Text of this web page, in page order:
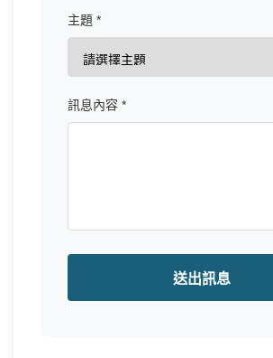
主題 *
訊息內容 *
送出訊息